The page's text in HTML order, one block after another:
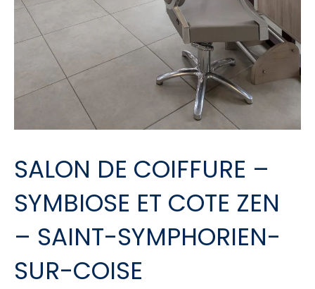
SALON DE COIFFURE –
SYMBIOSE ET COTE ZEN
– SAINT-SYMPHORIEN-
SUR-COISE